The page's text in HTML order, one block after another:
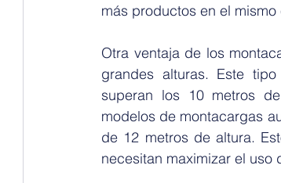
más productos en el mismo
Otra ventaja de los
grandes alturas. Este
superan los 10 metros
modelos de montacargas
de 12 metros de altura.
necesitan maximizar el uso